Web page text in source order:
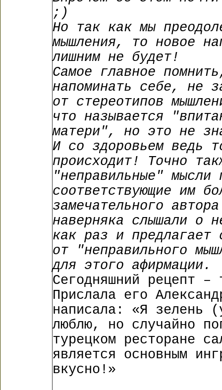
;)
Но так как мы
мышления, то новое
лишним не будет!
Самое главное
напоминать себе, не
от стереотипов
что называется
матери", но это не
И со здоровьем ведь
происходит! Точно
"неправильные" мысли
соответствующие им
замечательного
наверняка слышали о
как раз и предлагает
от "неправильного
для этого афирмации.
Сегодняшний рецепт
Прислала его
написала: «Я зелень
люблю, но случайно
турецком ресторане
является основным
вкусно!»